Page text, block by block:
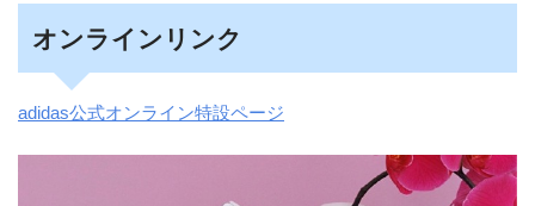
オンラインリンク
adidas公式オンライン特設ページ